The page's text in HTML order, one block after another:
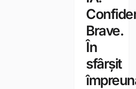
Brave.
În
sfârșit